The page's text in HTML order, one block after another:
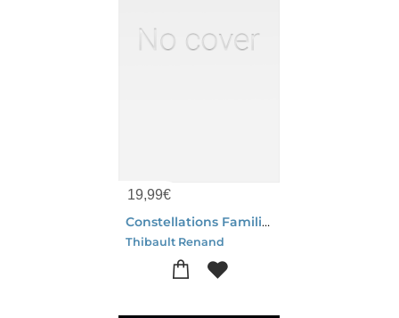
19,99€
Constellations Familiales Et Psychogenealogie : Comprendre Son Heritage Transgenerationnel, Identifier Les Schemas Familiaux Repetitifs Et Se Liberer Des Blessures Du Passe
Thibault Renand